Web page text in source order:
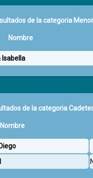
de la categoria
Nombre
Isabella
de la categoria
Nombre